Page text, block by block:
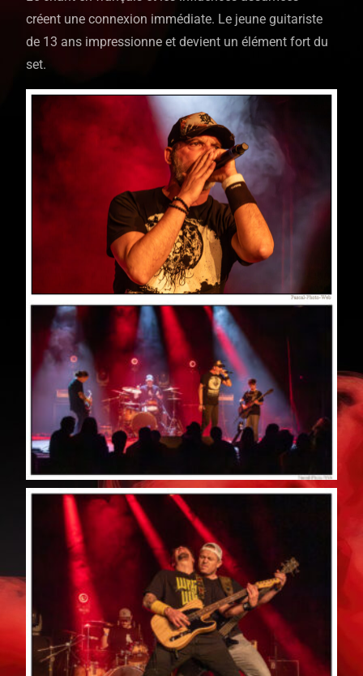
créent une connexion immédiate. Le jeune guitariste
de 13 ans impressionne et devient un élément fort du
set.